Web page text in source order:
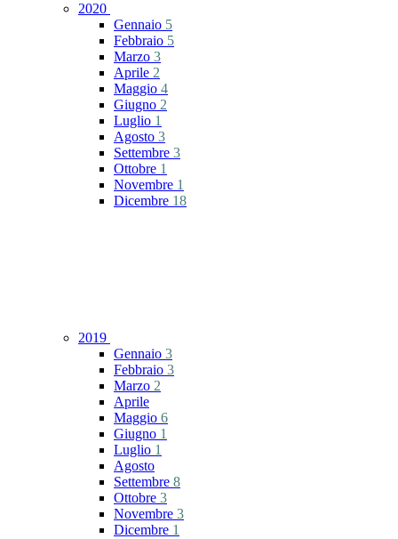
2020
Gennaio 5
Febbraio 5
Marzo 3
Aprile 2
Maggio 4
Giugno 2
Luglio 1
Agosto 3
Settembre 3
Ottobre 1
Novembre 1
Dicembre 18
2019
Gennaio 3
Febbraio 3
Marzo 2
Aprile
Maggio 6
Giugno 1
Luglio 1
Agosto
Settembre 8
Ottobre 3
Novembre 3
Dicembre 1